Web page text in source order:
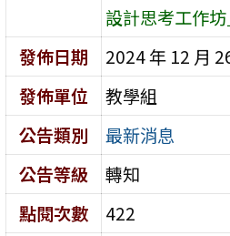
設計思考工作
發佈日期
2024 年 12 月
發佈單位
教學組
公告類別
最新消息
公告等級
轉知
點閱次數
422